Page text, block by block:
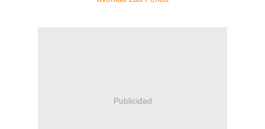
Publicidad